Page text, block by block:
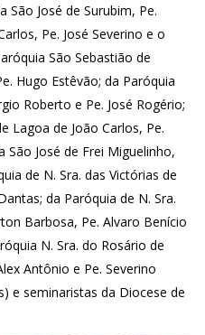
São José de Surubim, Pe.
Pe. José Severino e o
São Sebastião de
Hugo Estêvão; da Paróquia
Roberto e Pe. José Rogério;
Lagoa de João Carlos, Pe.
São José de Frei Miguelinho,
de N. Sra. das Victórias de
da Paróquia de N. Sra.
Barbosa, Pe. Alvaro Benício
N. Sra. do Rosário de
Antônio e Pe. Severino
e seminaristas da Diocese de